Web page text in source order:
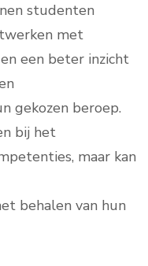
studenten
met
een beter inzicht
gekozen beroep.
bij het
maar kan
behalen van hun